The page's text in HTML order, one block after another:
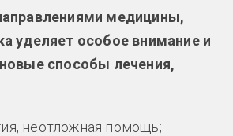
медицины,
уделяет особое внимание и
способы лечения,
неотложная помощь;